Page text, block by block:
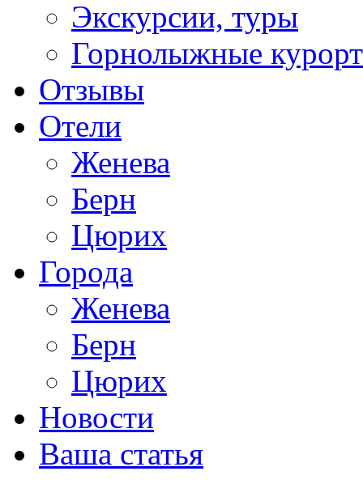
Экскурсии, туры
Горнолыжные
Отзывы
Отели
Женева
Берн
Цюрих
Города
Женева
Берн
Цюрих
Новости
Ваша статья